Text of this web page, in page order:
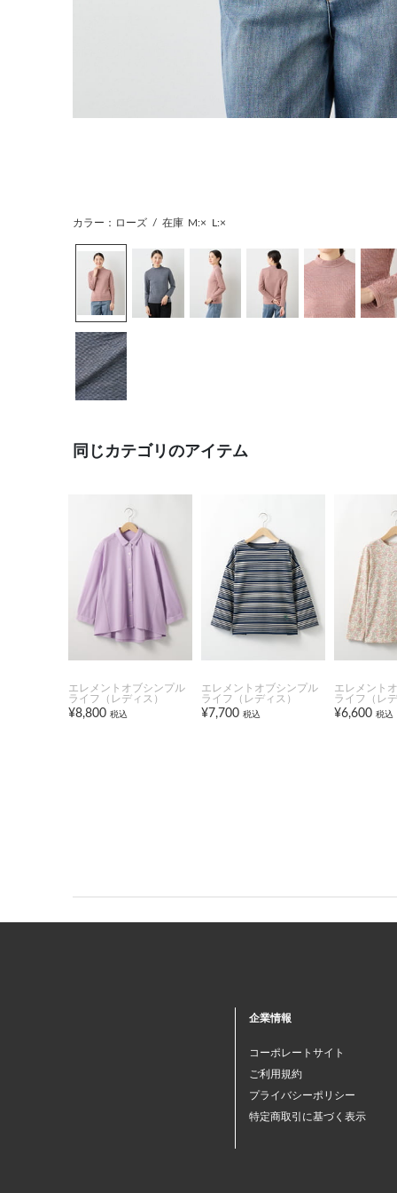
カラー：ローズ / 在庫 M:× L:×
同じカテゴリのアイテム
エレメントオブシンプル
ライフ（レディス）
¥8,800 税込
エレメントオブシンプル
ライフ（レディス）
¥7,700 税込
エレメント
ライフ（レ
¥6,600 税込
企業情報
コーポレートサイト
ご利用規約
プライバシーポリシー
特定商取引に基づく表示